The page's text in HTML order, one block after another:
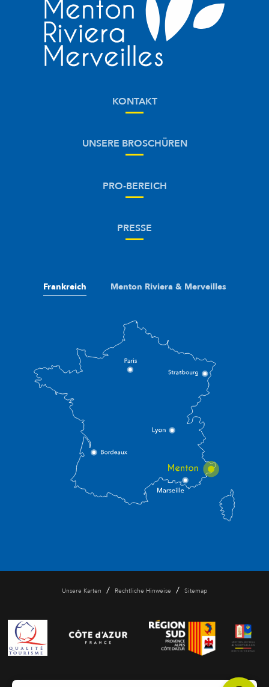
KONTAKT
UNSERE BROSCHÜREN
PRO-BEREICH
PRESSE
Frankreich Menton Riviera & Merveilles
Unsere Karten / Rechtliche Hinweise / Sitemap